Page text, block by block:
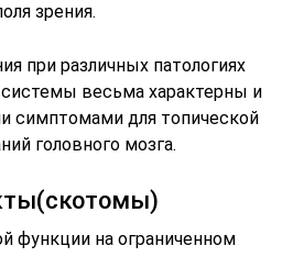
зрения.
при различных патологиях
весьма характерны и
симптомами для топической
головного мозга.
функции на ограниченном